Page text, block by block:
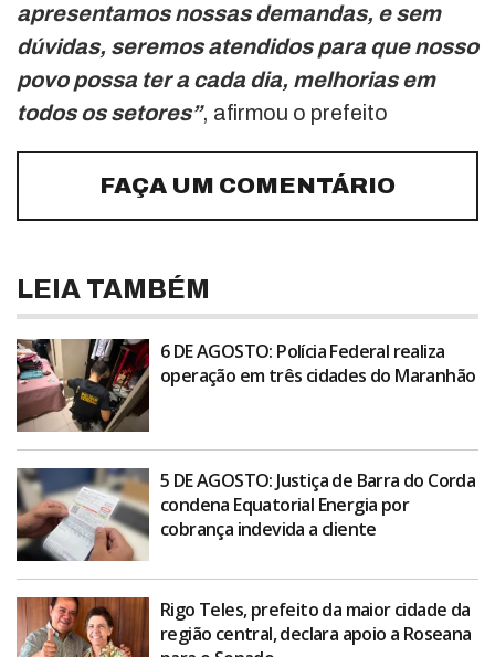
apresentamos nossas demandas, e sem
dúvidas, seremos atendidos para que nosso
povo possa ter a cada dia, melhorias em
todos os setores”, afirmou o prefeito
FAÇA UM COMENTÁRIO
LEIA TAMBÉM
6 DE AGOSTO: Polícia Federal realiza
operação em três cidades do Maranhão
5 DE AGOSTO: Justiça de Barra do Corda
condena Equatorial Energia por
cobrança indevida a cliente
Rigo Teles, prefeito da maior cidade da
região central, declara apoio a Roseana